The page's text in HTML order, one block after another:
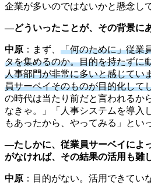
企業が多いのではないかと懸念し
―どういったことが、その背景に
中原 ：まず、 「何のために」従業
タを集めるのか。目的を持たずに
人事部門が非常に多いと感じてい
員サーベイそのものが目的化して
の時代は当たり前だと言われるか
なきゃ。」「人事システムを導入
もあったから、やってみる」とい
―たしかに、従業員サーベイによ
がなければ、その結果の活用も難
中原 ：目的がない。活用できてい